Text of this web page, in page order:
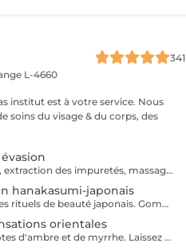
341
L-4660
institut est à votre service. Nous
soins du visage & du corps, des
Nettoyage, gommage, vapeur, extraction des impuretés, massage délassant, masque. Nous vous prions de bien vouloir respecter votre rendez-vous. En prenant rendez-vous, vous occupez une place, dont une autre personne aurait éventuellement besoin. Tout rendez-vous non annulé 24h en avance, est susceptible d'être facturé. (Si vous ne pouvez pas vous présenter à votre RDV, proposez-le éventuellement à un proche ou à un ami) Toute l'équipe de Aromas Institut vous remercie pour votre respect et votre compréhension.
hanakasumi-japonais
Ce soin puise son inspiration des rituels de beauté japonais. Gommage aux gants exfoliants, massage corps au beurre de karité chaud (lotus/cerisier), Massage pieds aux techniques issues de la réflexologie plantaire. Ce soin est une ôde au bien-être. Nous vous prions de bien vouloir respecter votre rendez-vous. En prenant rendez-vous, vous occupez une place, dont une autre personne aurait éventuellement besoin. Tout rendez-vous non annulé 24h en avance, est susceptible d'être facturé. (Si vous ne pouvez pas vous présenter à votre RDV, proposez-le éventuellement à un proche ou à un ami) Toute l'équipe de Aromas Institut vous remercie pour votre respect et votre compréhension.
orientales
Soin enveloppant grâce aux notes d'ambre et de myrrhe. Laissez ce soin vous faire voyager dans un autre monde. Ce protocole exceptionnel puisé dans les rituels ancestraux d'orient vous fera passer un moment d'évasion intense. Un sirop pour préparer le corps au gommage, une pierre MEKA qui permet de laisser la peau lisse et douce puis un modelage pour nourrir et sublimer la peau dans un moment de pure détente. Nous vous prions de bien vouloir respecter votre rendez-vous. En prenant rendez-vous, vous occupez une place, dont une autre personne aurait éventuellement besoin. Tout rendez-vous non annulé 24h en avance, est susceptible d'être facturé. (Si vous ne pouvez pas vous présenter à votre RDV, proposez-le éventuellement à un proche ou à un ami) Toute l'équipe de Aromas Institut vous remercie pour votre respect et votre compréhension.